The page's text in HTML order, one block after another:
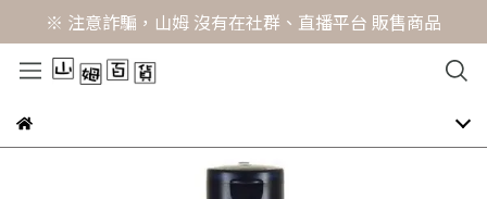
※ 注意詐騙，山姆 沒有在社群、直播平台 販售商品